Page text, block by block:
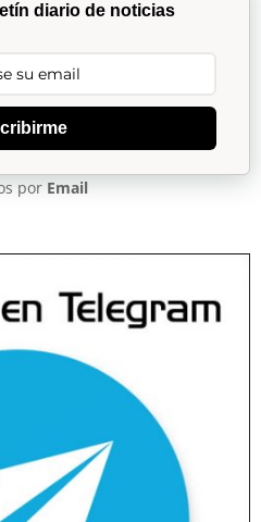
diario de noticias
por Email